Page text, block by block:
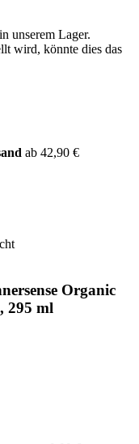
unserem Lager.
wird, könnte dies das
ab 42,90 €
Organic
295 ml